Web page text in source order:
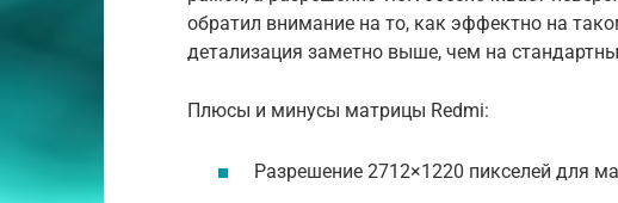
обратил внимание на то, как эффектно на
детализация заметно выше, чем на
Плюсы и минусы матрицы Redmi:
Разрешение 2712×1220 пикселей для